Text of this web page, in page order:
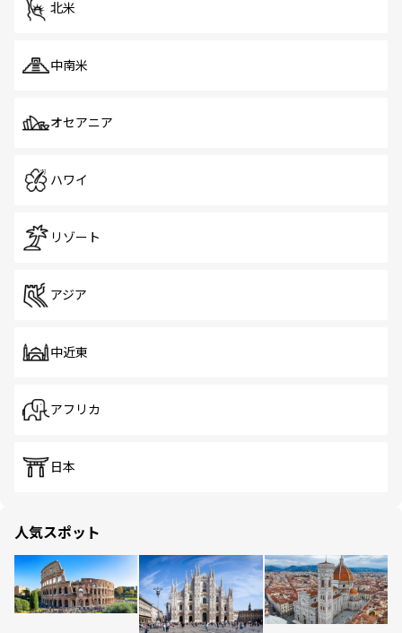
北米
中南米
オセアニア
ハワイ
リゾート
アジア
中近東
アフリカ
日本
人気スポット